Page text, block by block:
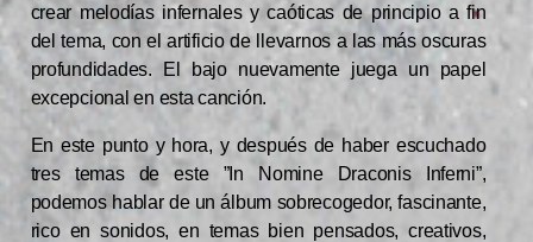
crear melodías infernales y caóticas de principio a fin
del tema, con el artificio de llevarnos a las más oscuras
profundidades. El bajo nuevamente juega un papel
excepcional en esta canción.
En este punto y hora, y después de haber escuchado
tres temas de este ”In Nomine Draconis Inferni”,
podemos hablar de un álbum sobrecogedor, fascinante,
rico en sonidos, en temas bien pensados, creativos,